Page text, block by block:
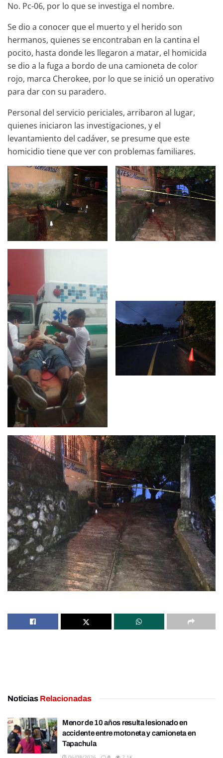
No. Pc-06, por lo que se investiga el nombre.
Se dio a conocer que el muerto y el herido son
hermanos, quienes se encontraban en la cantina el
pocito, hasta donde les llegaron a matar, el homicida
se dio a la fuga a bordo de una camioneta de color
rojo, marca Cherokee, por lo que se inició un operativo
para dar con su paradero.
Personal del servicio periciales, arribaron al lugar,
quienes iniciaron las investigaciones, y el
levantamiento del cadáver, se presume que este
homicidio tiene que ver con problemas familiares.
Noticias Relacionadas
Menor de 10 años resulta lesionado en
accidente entre motoneta y camioneta en
Tapachula